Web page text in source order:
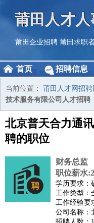
莆田人才人
莆田企业招聘 莆田求职
首页 招聘信息
当前位置： 莆田人才网招聘
技术服务有限公司人才招聘
北京普天合力通
聘的职位
财务总监
职位薪水
学历要求：
工作类型：
工作经验要
公司名称：